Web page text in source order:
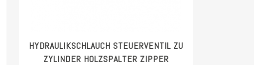
HYDRAULIKSCHLAUCH STEUERVENTIL ZU
ZYLINDER HOLZSPALTER ZIPPER